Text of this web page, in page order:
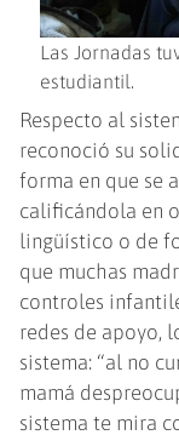
Las Jornadas
estudiantil.
Respecto al
reconoció su
forma en que se
calificándola en
lingüístico o de
que muchas
controles
redes de apoyo,
sistema: “al no
mamá
sistema te mira